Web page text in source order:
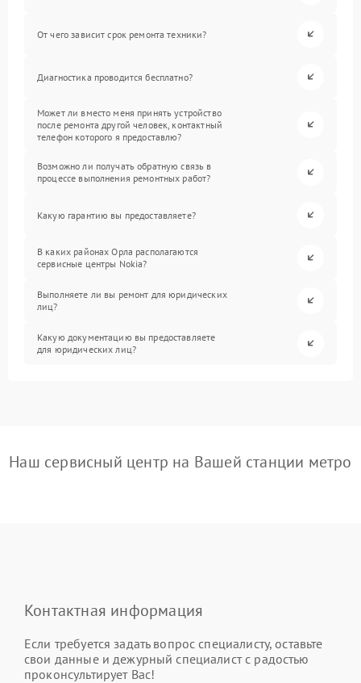
От чего зависит срок ремонта техники?
Диагностика проводится бесплатно?
Может ли вместо меня принять устройство
после ремонта другой человек, контактный
телефон которого я предоставлю?
Возможно ли получать обратную связь в
процессе выполнения ремонтных работ?
Какую гарантию вы предоставляете?
В каких районах Орла располагаются
сервисные центры Nokia?
Выполняете ли вы ремонт для юридических
лиц?
Какую документацию вы предоставляете
для юридических лиц?
Наш сервисный центр на Вашей станции метро
Контактная информация
Если требуется задать вопрос специалисту, оставьте
свои данные и дежурный специалист с радостью
проконсультирует Вас!